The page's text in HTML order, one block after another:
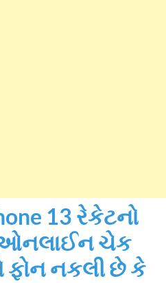
13 રેકેટનો
ઓનલાઈન ચેક
ફોન નકલી છે કે